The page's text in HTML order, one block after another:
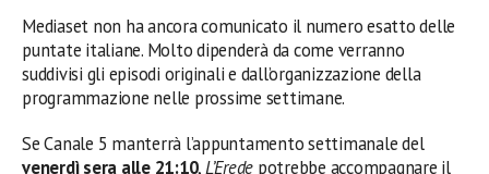
Mediaset non ha ancora comunicato il numero esatto delle
puntate italiane. Molto dipenderà da come verranno
suddivisi gli episodi originali e dall’organizzazione della
programmazione nelle prossime settimane.
Se Canale 5 manterrà l’appuntamento settimanale del
venerdì sera alle 21:10,L’Erede potrebbe accompagnare il